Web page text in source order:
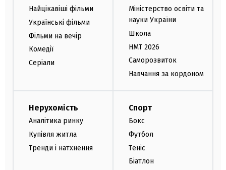
Найцікавіші фільми
Українські фільми
Фільми на вечір
Комедії
Серіали
Міністерство освіти та
науки України
Школа
НМТ 2026
Саморозвиток
Навчання за кордоном
Нерухомість
Аналітика ринку
Купівля житла
Тренди і натхнення
Спорт
Бокс
Футбол
Теніс
Біатлон